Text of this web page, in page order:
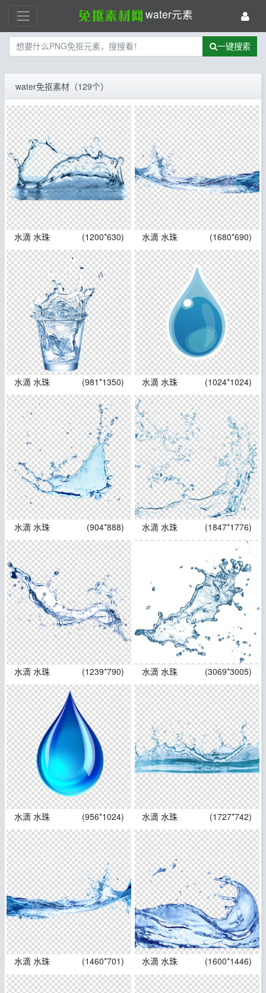
water元素
一键搜索
water免抠素材（129个）
水滴 水珠 (1200*630) 水滴 水珠 (1680*690)
水滴 水珠 (981*1350) 水滴 水珠 (1024*1024)
水滴 水珠 (904*888) 水滴 水珠 (1847*1776)
水滴 水珠 (1239*790) 水滴 水珠 (3069*3005)
水滴 水珠 (956*1024) 水滴 水珠 (1727*742)
水滴 水珠 (1460*701) 水滴 水珠 (1600*1446)